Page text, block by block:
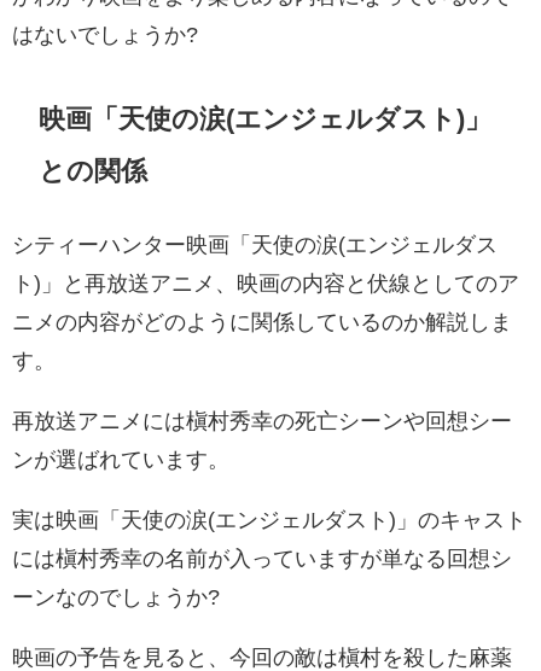
はないでしょうか?
映画「天使の涙(エンジェルダスト)」
との関係
シティーハンター映画「天使の涙(エンジェルダス
ト)」と再放送アニメ、映画の内容と伏線としてのア
ニメの内容がどのように関係しているのか解説しま
す。
再放送アニメには槇村秀幸の死亡シーンや回想シー
ンが選ばれています。
実は映画「天使の涙(エンジェルダスト)」のキャスト
には槇村秀幸の名前が入っていますが単なる回想シ
ーンなのでしょうか?
映画の予告を見ると、今回の敵は槇村を殺した麻薬